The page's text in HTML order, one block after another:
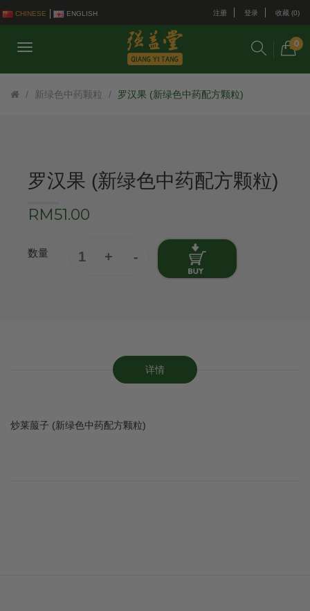
CHINESE ENGLISH 注册 登录 收藏 (0)
0
新绿色中药颗粒 罗汉果 (新绿色中药配方颗粒)
罗汉果 (新绿色中药配方颗粒)
RM51.00
数量
详情
炒莱菔子 (新绿色中药配方颗粒)